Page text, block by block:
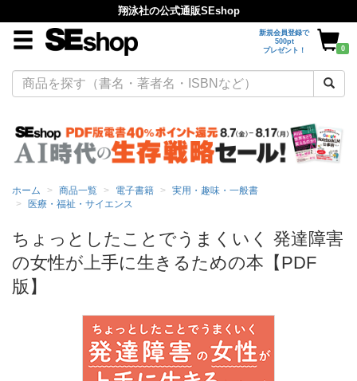
翔泳社の公式通販SEshop
新規会員登録で
500pt
プレゼント！
0
ホーム 商品一覧 電子書籍
実用・趣味・一般書
医療・福祉・サイエンス
ちょっとしたことでうまくいく 発達障害
の女性が上手に生きるための本【PDF
版】